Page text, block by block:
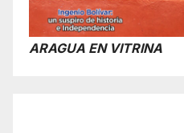
ARAGUA EN VITRINA